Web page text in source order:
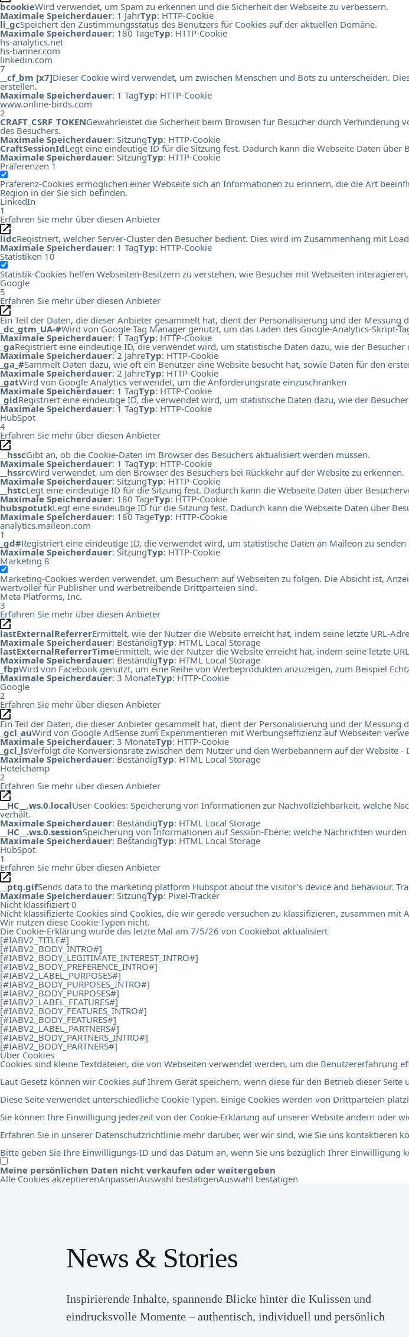
bcookieWird verwendet, um Spam zu erkennen und die Sicherheit der Webseite zu verbessern.
Maximale Speicherdauer: 1 JahrTyp: HTTP-Cookie
li_gcSpeichert den Zustimmungsstatus des Benutzers für Cookies auf der aktuellen Domäne.
Maximale Speicherdauer: 180 TageTyp: HTTP-Cookie
hs-analytics.net
hs-banner.com
linkedin.com
7
__cf_bm [x7]Dieser Cookie wird verwendet, um zwischen Menschen und Bots zu unterscheiden.
erstellen.
Maximale Speicherdauer: 1 TagTyp: HTTP-Cookie
www.online-birds.com
2
CRAFT_CSRF_TOKENGewährleistet die Sicherheit beim Browsen für Besucher durch Verhinderung
des Besuchers.
Maximale Speicherdauer: SitzungTyp: HTTP-Cookie
CraftSessionIdLegt eine eindeutige ID für die Sitzung fest. Dadurch kann die Webseite Daten über
Maximale Speicherdauer: SitzungTyp: HTTP-Cookie
Präferenzen 1
Präferenz-Cookies ermöglichen einer Webseite sich an Informationen zu erinnern, die die Art
Region in der Sie sich befinden.
LinkedIn
1
Erfahren Sie mehr über diesen Anbieter
lidcRegistriert, welcher Server-Cluster den Besucher bedient. Dies wird im Zusammenhang mit
Maximale Speicherdauer: 1 TagTyp: HTTP-Cookie
Statistiken 10
Statistik-Cookies helfen Webseiten-Besitzern zu verstehen, wie Besucher mit Webseiten
Google
5
Erfahren Sie mehr über diesen Anbieter
Ein Teil der Daten, die dieser Anbieter gesammelt hat, dient der Personalisierung und der Messung
_dc_gtm_UA-#Wird von Google Tag Manager genutzt, um das Laden des Google-Analytics-Skript-
Maximale Speicherdauer: 1 TagTyp: HTTP-Cookie
_gaRegistriert eine eindeutige ID, die verwendet wird, um statistische Daten dazu, wie der
Maximale Speicherdauer: 2 JahreTyp: HTTP-Cookie
_ga_#Sammelt Daten dazu, wie oft ein Benutzer eine Website besucht hat, sowie Daten für den
Maximale Speicherdauer: 2 JahreTyp: HTTP-Cookie
_gatWird von Google Analytics verwendet, um die Anforderungsrate einzuschränken
Maximale Speicherdauer: 1 TagTyp: HTTP-Cookie
_gidRegistriert eine eindeutige ID, die verwendet wird, um statistische Daten dazu, wie der
Maximale Speicherdauer: 1 TagTyp: HTTP-Cookie
HubSpot
4
Erfahren Sie mehr über diesen Anbieter
__hsscGibt an, ob die Cookie-Daten im Browser des Besuchers aktualisiert werden müssen.
Maximale Speicherdauer: 1 TagTyp: HTTP-Cookie
__hssrcWird verwendet, um den Browser des Besuchers bei Rückkehr auf der Website zu erkennen.
Maximale Speicherdauer: SitzungTyp: HTTP-Cookie
__hstcLegt eine eindeutige ID für die Sitzung fest. Dadurch kann die Webseite Daten über
Maximale Speicherdauer: 180 TageTyp: HTTP-Cookie
hubspotutkLegt eine eindeutige ID für die Sitzung fest. Dadurch kann die Webseite Daten über
Maximale Speicherdauer: 180 TageTyp: HTTP-Cookie
analytics.maileon.com
1
_gd#Registriert eine eindeutige ID, die verwendet wird, um statistische Daten an Maileon zu
Maximale Speicherdauer: SitzungTyp: HTTP-Cookie
Marketing 8
Marketing-Cookies werden verwendet, um Besuchern auf Webseiten zu folgen. Die Absicht ist,
wertvoller für Publisher und werbetreibende Drittparteien sind.
Meta Platforms, Inc.
3
Erfahren Sie mehr über diesen Anbieter
lastExternalReferrerErmittelt, wie der Nutzer die Website erreicht hat, indem seine letzte URL-
Maximale Speicherdauer: BeständigTyp: HTML Local Storage
lastExternalReferrerTimeErmittelt, wie der Nutzer die Website erreicht hat, indem seine letzte
Maximale Speicherdauer: BeständigTyp: HTML Local Storage
_fbpWird von Facebook genutzt, um eine Reihe von Werbeprodukten anzuzeigen, zum Beispiel
Maximale Speicherdauer: 3 MonateTyp: HTTP-Cookie
Google
2
Erfahren Sie mehr über diesen Anbieter
Ein Teil der Daten, die dieser Anbieter gesammelt hat, dient der Personalisierung und der Messung
_gcl_auWird von Google AdSense zum Experimentieren mit Werbungseffizienz auf Webseiten
Maximale Speicherdauer: 3 MonateTyp: HTTP-Cookie
_gcl_lsVerfolgt die Konversionsrate zwischen dem Nutzer und den Werbebannern auf der Website
Maximale Speicherdauer: BeständigTyp: HTML Local Storage
Hotelchamp
2
Erfahren Sie mehr über diesen Anbieter
__HC__.ws.0.localUser-Cookies: Speicherung von Informationen zur Nachvollziehbarkeit, welche
verhält.
Maximale Speicherdauer: BeständigTyp: HTML Local Storage
__HC__.ws.0.sessionSpeicherung von Informationen auf Session-Ebene: welche Nachrichten
Maximale Speicherdauer: BeständigTyp: HTML Local Storage
HubSpot
1
Erfahren Sie mehr über diesen Anbieter
__ptq.gifSends data to the marketing platform Hubspot about the visitor's device and behaviour.
Maximale Speicherdauer: SitzungTyp: Pixel-Tracker
Nicht klassifiziert 0
Nicht klassifizierte Cookies sind Cookies, die wir gerade versuchen zu klassifizieren, zusammen mit
Wir nutzen diese Cookie-Typen nicht.
Die Cookie-Erklärung wurde das letzte Mal am 7/5/26 von Cookiebot aktualisiert
[#IABV2_TITLE#]
[#IABV2_BODY_INTRO#]
[#IABV2_BODY_LEGITIMATE_INTEREST_INTRO#]
[#IABV2_BODY_PREFERENCE_INTRO#]
[#IABV2_LABEL_PURPOSES#]
[#IABV2_BODY_PURPOSES_INTRO#]
[#IABV2_BODY_PURPOSES#]
[#IABV2_LABEL_FEATURES#]
[#IABV2_BODY_FEATURES_INTRO#]
[#IABV2_BODY_FEATURES#]
[#IABV2_LABEL_PARTNERS#]
[#IABV2_BODY_PARTNERS_INTRO#]
[#IABV2_BODY_PARTNERS#]
Über Cookies
Cookies sind kleine Textdateien, die von Webseiten verwendet werden, um die Benutzererfahrung
Laut Gesetz können wir Cookies auf Ihrem Gerät speichern, wenn diese für den Betrieb dieser
Diese Seite verwendet unterschiedliche Cookie-Typen. Einige Cookies werden von Drittparteien
Sie können Ihre Einwilligung jederzeit von der Cookie-Erklärung auf unserer Website ändern oder
Erfahren Sie in unserer Datenschutzrichtlinie mehr darüber, wer wir sind, wie Sie uns kontaktieren
Bitte geben Sie Ihre Einwilligungs-ID und das Datum an, wenn Sie uns bezüglich Ihrer Einwilligung
Meine persönlichen Daten nicht verkaufen oder weitergeben
Alle Cookies akzeptierenAnpassenAuswahl bestätigenAuswahl bestätigen
News & Stories
Inspirierende Inhalte, spannende Blicke hinter die Kulissen und
eindrucksvolle Momente – authentisch, individuell und persönlich